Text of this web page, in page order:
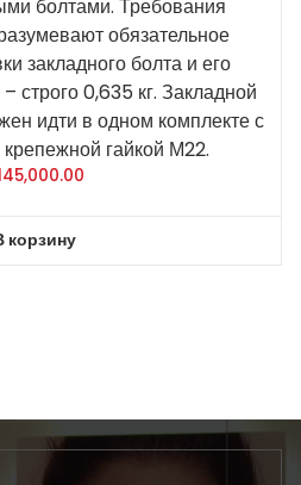
болтами. Требования
обязательное
закладного болта и его
строго 0,635 кг. Закладной
идти в одном комплекте с
гайкой М22.
корзину